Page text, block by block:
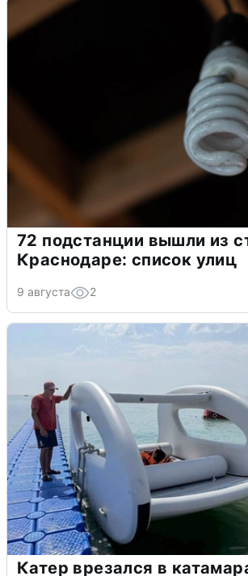
72 подстанции вышли из
Краснодаре: список улиц
9 августа 2
Катер врезался в